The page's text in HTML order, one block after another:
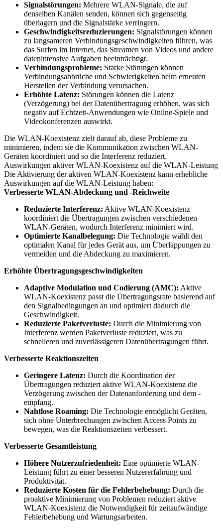
Signalstörungen: Mehrere WLAN-Signale, die auf
denselben Kanälen senden, können sich gegenseitig
überlagern und die Signalstärke verringern.
Geschwindigkeitsreduzierungen: Signalstörungen können
zu langsameren Verbindungsgeschwindigkeiten führen, was
das Surfen im Internet, das Streamen von Videos und andere
datenintensive Aufgaben beeinträchtigt.
Verbindungsprobleme: Starke Störungen können
Verbindungsabbrüche und Schwierigkeiten beim erneuten
Herstellen der Verbindung verursachen.
Erhöhte Latenz: Störungen können die Latenz
(Verzögerung) bei der Datenübertragung erhöhen, was sich
negativ auf Echtzeit-Anwendungen wie Online-Spiele und
Videokonferenzen auswirkt.
Die WLAN-Koexistenz zielt darauf ab, diese Probleme zu
minimieren, indem sie die Kommunikation zwischen WLAN-
Geräten koordiniert und so die Interferenz reduziert.
Auswirkungen aktiver WLAN-Koexistenz auf die WLAN-Leistung
Die Aktivierung der aktiven WLAN-Koexistenz kann erhebliche
Auswirkungen auf die WLAN-Leistung haben:
Verbesserte WLAN-Abdeckung und -Reichweite
Reduzierte Interferenz: Aktive WLAN-Koexistenz
koordiniert die Übertragungen zwischen verschiedenen
WLAN-Geräten, wodurch Interferenz minimiert wird.
Optimierte Kanalbelegung: Die Technologie wählt den
optimalen Kanal für jedes Gerät aus, um Überlappungen zu
vermeiden und die Abdeckung zu maximieren.
Erhöhte Übertragungsgeschwindigkeiten
Adaptive Modulation und Codierung (AMC): Aktive
WLAN-Koexistenz passt die Übertragungsrate basierend auf
den Signalbedingungen an und optimiert dadurch die
Geschwindigkeit.
Reduzierte Paketverluste: Durch die Minimierung von
Interferenz werden Paketverluste reduziert, was zu
schnelleren und zuverlässigeren Datenübertragungen führt.
Verbesserte Reaktionszeiten
Geringere Latenz: Durch die Koordination der
Übertragungen reduziert aktive WLAN-Koexistenz die
Verzögerung zwischen der Datenanforderung und dem -
empfang.
Nahtlose Roaming: Die Technologie ermöglicht Geräten,
sich ohne Unterbrechungen zwischen Access Points zu
bewegen, was die Reaktionszeiten verbessert.
Verbesserte Gesamtleistung
Höhere Nutzerzufriedenheit: Eine optimierte WLAN-
Leistung führt zu einer besseren Nutzererfahrung und
Produktivität.
Reduzierte Kosten für die Fehlerbehebung: Durch die
proaktive Minimierung von Problemen reduziert aktive
WLAN-Koexistenz die Notwendigkeit für zeitaufwändige
Fehlerbehebung und Wartungsarbeiten.